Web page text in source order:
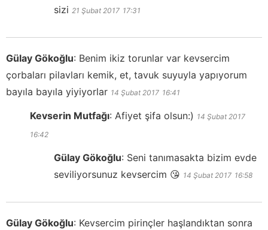
sizi 21 Şubat 2017 17:31
Gülay Gökoğlu: Benim ikiz torunlar var kevsercim
çorbaları pilavları kemik, et, tavuk suyuyla yapıyorum
bayıla bayıla yiyiyorlar 14 Şubat 2017 16:41
Kevserin Mutfağı: Afiyet şifa olsun:) 14 Şubat 2017
16:42
Gülay Gökoğlu: Seni tanımasakta bizim evde
seviliyorsunuz kevsercim 😘 14 Şubat 2017 16:58
Gülay Gökoğlu: Kevsercim pirinçler haşlandıktan sonra